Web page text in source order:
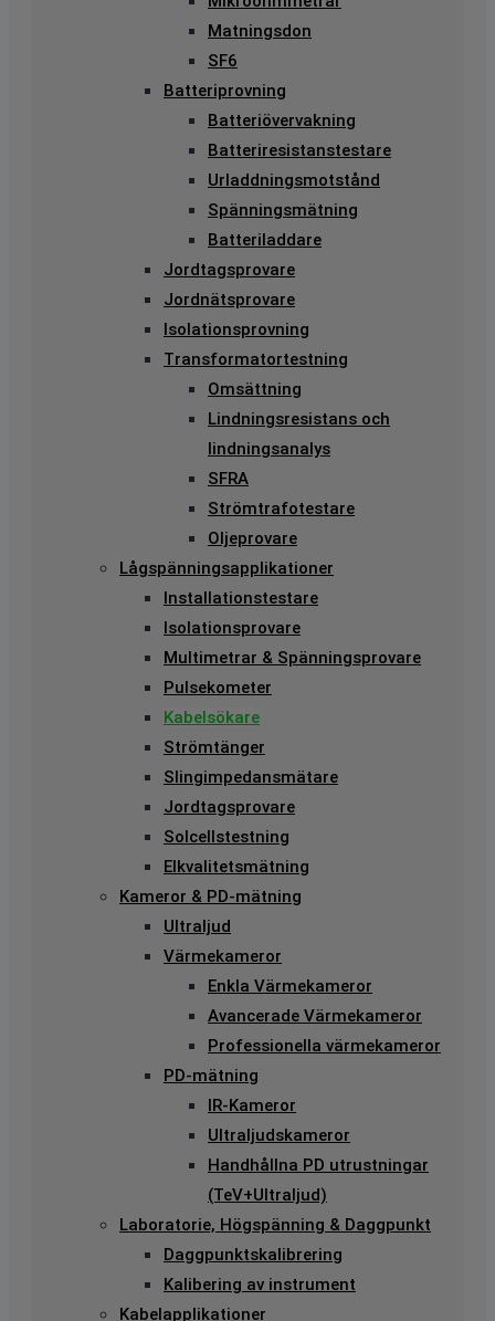
Matningsdon
SF6
Batteriprovning
Batteriövervakning
Batteriresistanstestare
Urladdningsmotstånd
Spänningsmätning
Batteriladdare
Jordtagsprovare
Jordnätsprovare
Isolationsprovning
Transformatortestning
Omsättning
Lindningsresistans och
lindningsanalys
SFRA
Strömtrafotestare
Oljeprovare
Lågspänningsapplikationer
Installationstestare
Isolationsprovare
Multimetrar & Spänningsprovare
Pulsekometer
Kabelsökare
Strömtänger
Slingimpedansmätare
Jordtagsprovare
Solcellstestning
Elkvalitetsmätning
Kameror & PD-mätning
Ultraljud
Värmekameror
Enkla Värmekameror
Avancerade Värmekameror
Professionella värmekameror
PD-mätning
IR-Kameror
Ultraljudskameror
Handhållna PD utrustningar
(TeV+Ultraljud)
Laboratorie, Högspänning & Daggpunkt
Daggpunktskalibrering
Kalibering av instrument
Kabelapplikationer